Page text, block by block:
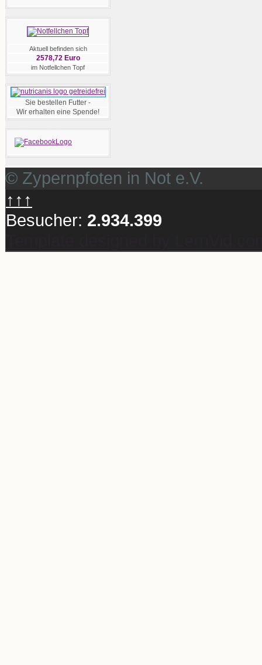
Aktuell befinden sich
2578,72 Euro
im Notfellchen Topf
Sie bestellen Futter -
Wir erhalten eine Spende!
© Zypernpfoten in Not e.V.
↑↑↑
Besucher: 2.934.399